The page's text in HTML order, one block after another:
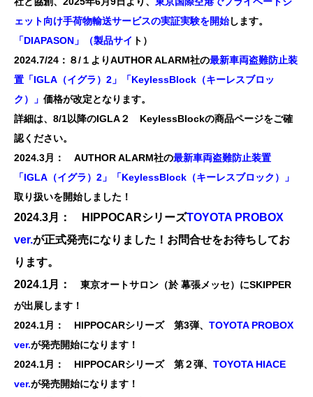
ェット向け手荷物輸送サービスの実証実験を開始します。
「DIAPASON」（製品サイ ト）
2024.7/24：８/１よりAUTHOR ALARM社の最新車両盗難防止装
置「IGLA（イグラ）2」「KeylessBlock（キーレスブロッ
ク）」 価格が改定となります。
詳細は、8/1以降のIGLA２ KeylessBlockの商品ページをご確
認ください。
2024.3月： AUTHOR ALARM社の最新車両盗難防止装置
「IGLA（イグラ）2」「KeylessBlock（キーレスブロック）」
取り扱いを開始しました！
2024.3月： HIPPOCARシリーズTOYOTA PROBOX
ver.が正式発売になりました！ お問合せをお待ちしてお
ります。
2024.1月：
東京オートサロン（於 幕張メッセ）にSKIPPER
が出展します！
2024.1月： HIPPOCARシリーズ 第3弾、 TOYOTA PROBOX
ver.が発売開始になります！
2024.1月： HIPPOCARシリーズ 第２弾、 TOYOTA HIACE
ver.が発売開始になります！